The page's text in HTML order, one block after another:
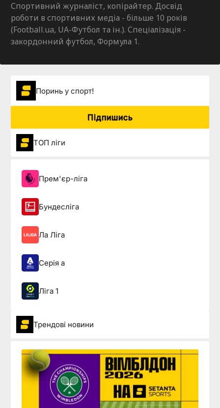
Спортивний журналіст, копірайтер. Досвід
роботи в спортивних медіа - більше 10 років
(Football.ua, UA-Футбол та ін.). Спеціалізація -
закордонний футбол, Формула 1.
Поринь у спорт!
Підпишись
ТОП ліги
Прем'єр-ліга
Бундесліга
Ла Ліга
Серія а
Ліга 1
Трендові новини